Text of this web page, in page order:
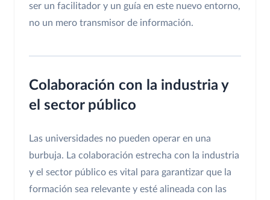
ser un facilitador y un guía en este nuevo entorno,
no un mero transmisor de información.
Colaboración con la industria y
el sector público
Las universidades no pueden operar en una
burbuja. La colaboración estrecha con la industria
y el sector público es vital para garantizar que la
formación sea relevante y esté alineada con las